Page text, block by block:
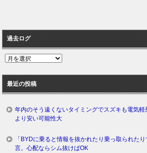
過去ログ
過
ロ
グ
最近の投稿
年内のそう遠くないタイミングでスズキも電気軽
より安い可能性大
「BYDに乗ると情報を抜かれたり乗っ取られた
言。心配ならシム抜けばOK